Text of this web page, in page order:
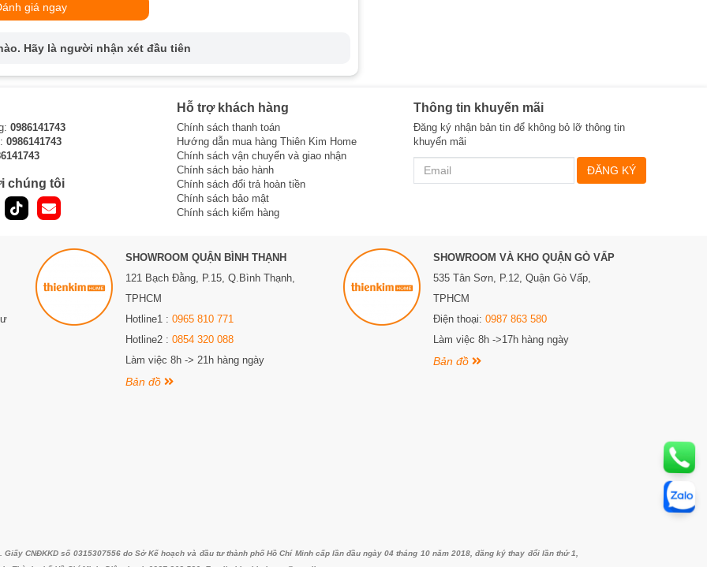
hợp điện từ giúp cho món ăn được nấu chín đều và ngon hơn.
Hợp Điện Từ
ý đến một số điểm quan trọng. Đầu tiên là kiểm tra độ an toàn của
điện từ được lắp đặt đúng cách và đảm bảo vệ sinh sạch sẽ để
hợp với bếp gas kết hợp điện từ để đảm bảo hiệu suất nấu ăn tối
bạc, an toàn và đảm bảo vệ sinh sạch sẽ, bếp gas kết hợp điện
cho việc nấu ăn hàng ngày. Nếu bạn đang tìm kiếm một thiết bị
nên bỏ qua sự lựa chọn này.
giá ngay
Hãy là người nhận xét đầu tiên
0986141743
0986141743
chúng tôi
Hỗ trợ khách hàng
Chính sách thanh toán
Hướng dẫn mua hàng Thiên Kim Home
Chính sách vận chuyển và giao nhận
Chính sách bảo hành
Chính sách đổi trả hoàn tiền
Chính sách bảo mật
Chính sách kiểm hàng
Thông tin khuyến mãi
Đăng ký nhận bản tin để không bỏ lỡ thông tin
khuyến mãi
ĐĂNG KÝ
SHOWROOM QUẬN BÌNH THẠNH
121 Bạch Đằng, P.15, Q.Bình Thạnh,
TPHCM
Hotline1 : 0965 810 771
Hotline2 : 0854 320 088
Làm việc 8h -> 21h hàng ngày
Bản đồ
SHOWROOM VÀ KHO QUẬN GÒ VẤP
535 Tân Sơn, P.12, Quận Gò Vấp,
TPHCM
Điện thoại: 0987 863 580
Làm việc 8h ->17h hàng ngày
Bản đồ
Giấy CNĐKKD số 0315307556 do Sở Kế hoạch và đầu tư thành phố Hồ Chí Minh cấp lần đầu ngày 04 tháng 10 năm 2018, đăng ký thay đổi lần thứ 1,